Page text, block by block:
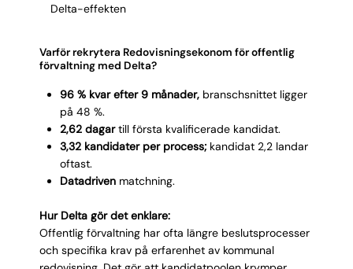
Delta-effekten
Varför rekrytera Redovisningsekonom för offentlig
förvaltning med Delta?
96 % kvar efter 9 månader,branschsnittet ligger
på 48 %.
2,62 dagartill första kvalificerade kandidat.
3,32 kandidater per process;kandidat 2,2 landar
oftast.
Datadrivenmatchning.
Hur Delta gör det enklare:
Offentlig förvaltning har ofta längre beslutsprocesser
och specifika krav på erfarenhet av kommunal